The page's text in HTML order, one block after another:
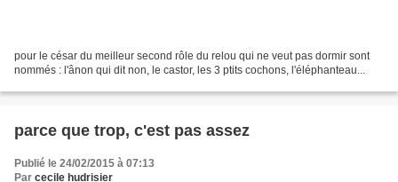
pour le césar du meilleur second rôle du relou qui ne veut pas dormir sont
nommés : l'ânon qui dit non, le castor, les 3 ptits cochons, l'éléphanteau...
parce que trop, c'est pas assez
Publié le 24/02/2015 à 07:13
Par cecile hudrisier